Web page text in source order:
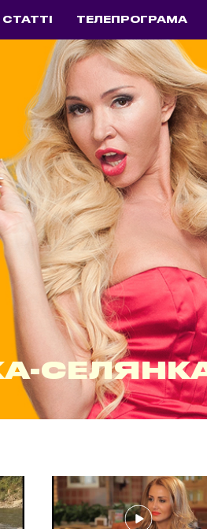
СТАТТІ ТЕЛЕПРОГРАМА